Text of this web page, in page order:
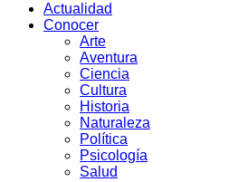
Actualidad
Conocer
Arte
Aventura
Ciencia
Cultura
Historia
Naturaleza
Política
Psicología
Salud